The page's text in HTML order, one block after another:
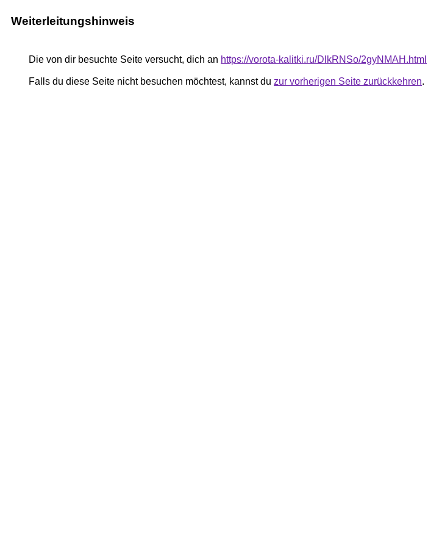
Weiterleitungshinweis
Die von dir besuchte Seite versucht, dich an https://vorota-kalitki.ru/DlkRNSo/2gyNMAH.html
Falls du diese Seite nicht besuchen möchtest, kannst du zur vorherigen Seite zurückkehren.